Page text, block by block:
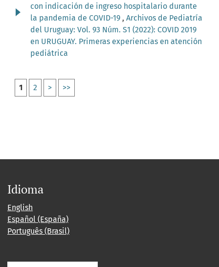
con indicación de ingreso hospitalario durante
la pandemia de COVID-19 , Archivos de Pediatría
del Uruguay: Vol. 93 Núm. S1 (2022): COVID 2019
en URUGUAY. Primeras experiencias en atención
pediátrica
1 2 > >>
Idioma
English
Español (España)
Português (Brasil)